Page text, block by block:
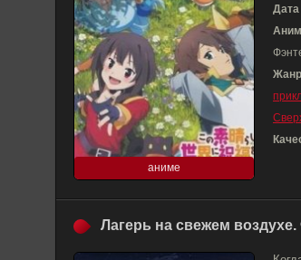
аниме
Лагерь на свежем